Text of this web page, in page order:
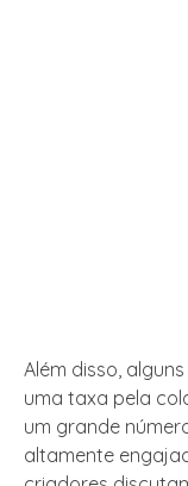
Além disso,
uma taxa pela
um grande
altamente